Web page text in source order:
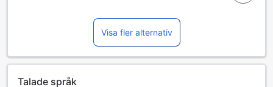
Visa fler alternativ
Talade språk